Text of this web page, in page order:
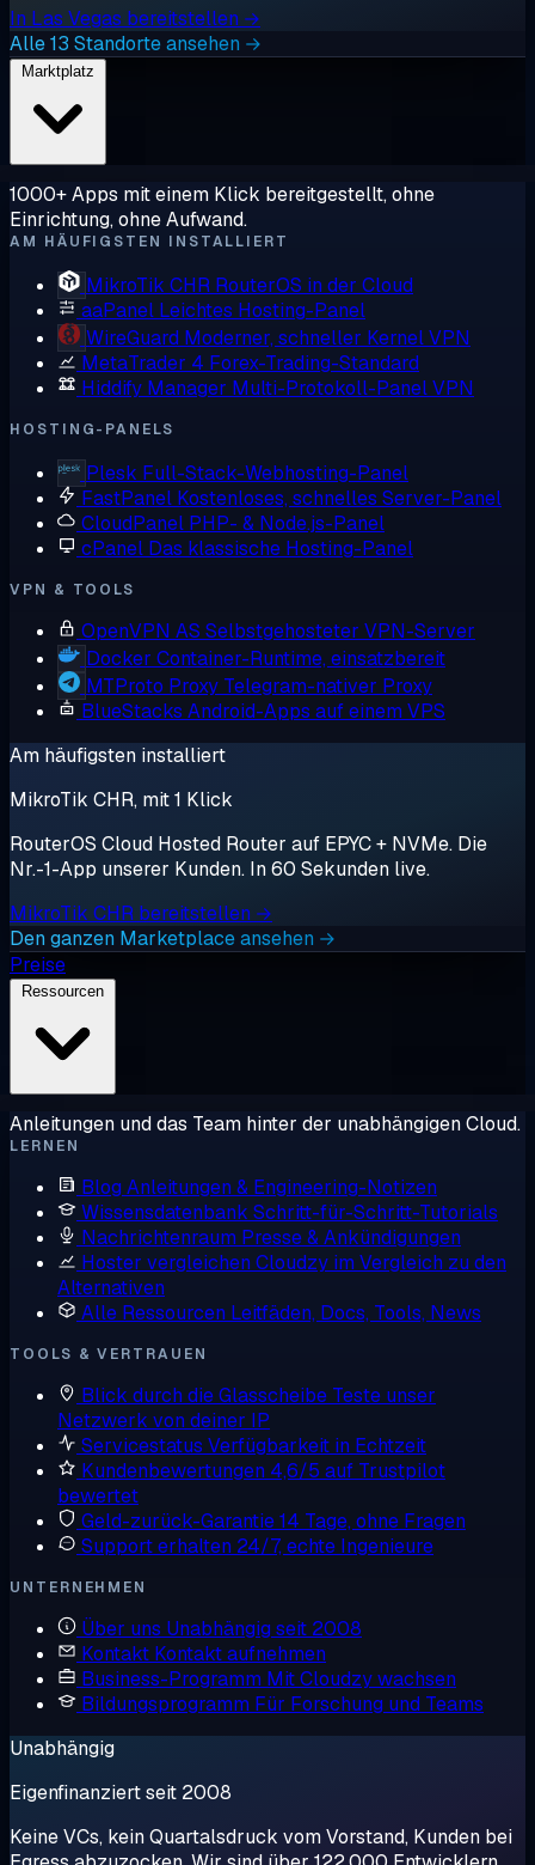
In Las Vegas bereitstellen →
Alle 13 Standorte ansehen →
1000+ Apps mit einem Klick bereitgestellt, ohne
Einrichtung, ohne Aufwand.
AM HÄUFIGSTEN INSTALLIERT
MikroTik CHR RouterOS in der Cloud
aaPanel Leichtes Hosting-Panel
WireGuard Moderner, schneller Kernel VPN
MetaTrader 4 Forex-Trading-Standard
Hiddify Manager Multi-Protokoll-Panel VPN
HOSTING-PANELS
Plesk Full-Stack-Webhosting-Panel
FastPanel Kostenloses, schnelles Server-Panel
CloudPanel PHP- & Node.js-Panel
cPanel Das klassische Hosting-Panel
VPN & TOOLS
OpenVPN AS Selbstgehosteter VPN-Server
Docker Container-Runtime, einsatzbereit
MTProto Proxy Telegram-nativer Proxy
BlueStacks Android-Apps auf einem VPS
Am häufigsten installiert
MikroTik CHR, mit 1 Klick
RouterOS Cloud Hosted Router auf EPYC + NVMe. Die
Nr.-1-App unserer Kunden. In 60 Sekunden live.
MikroTik CHR bereitstellen →
Den ganzen Marketplace ansehen →
Preise
Anleitungen und das Team hinter der unabhängigen Cloud.
LERNEN
Blog Anleitungen & Engineering-Notizen
Wissensdatenbank Schritt-für-Schritt-Tutorials
Nachrichtenraum Presse & Ankündigungen
Hoster vergleichen Cloudzy im Vergleich zu den
Alternativen
Alle Ressourcen Leitfäden, Docs, Tools, News
TOOLS & VERTRAUEN
Blick durch die Glasscheibe Teste unser
Netzwerk von deiner IP
Servicestatus Verfügbarkeit in Echtzeit
Kundenbewertungen 4,6/5 auf Trustpilot
bewertet
Geld-zurück-Garantie14 Tage, ohne Fragen
Support erhalten 24/7, echte Ingenieure
UNTERNEHMEN
Über uns Unabhängig seit 2008
Kontakt Kontakt aufnehmen
Business-Programm Mit Cloudzy wachsen
Bildungsprogramm Für Forschung und Teams
Unabhängig
Eigenfinanziert seit 2008
Keine VCs, kein Quartalsdruck vom Vorstand, Kunden bei